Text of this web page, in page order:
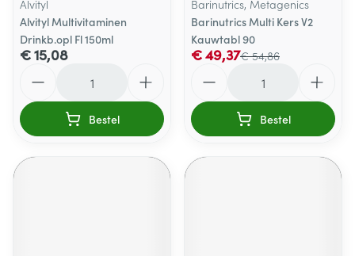
Alvityl
Alvityl Multivitaminen
Drinkb.opl Fl 150ml
€ 15,08
Bestel
Barinutrics, Metagenics
Barinutrics Multi Kers V2
Kauwtabl 90
€ 54,86
€ 49,37
Bestel